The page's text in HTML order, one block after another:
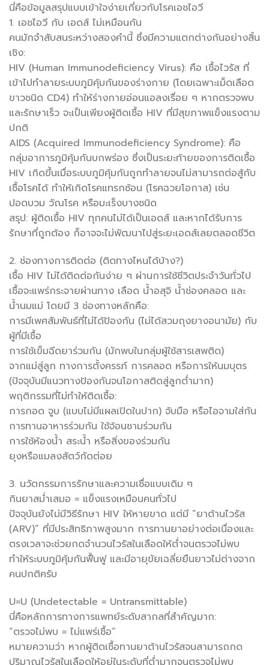
นี่คือข้อมูลสรุปแบบเข้าใจง่ายเกี่ยวกับโรคเอชไอวี
1. เอชไอวี กับ เอดส์ ไม่เหมือนกัน
คนมักจำสับสนระหว่างสองคำนี้ ซึ่งมีความแตกต่างกันอย่างสิ้น
เชิง:
HIV (Human Immunodeficiency Virus): คือ เชื้อไวรัส ที่
เข้าไปทำลายระบบภูมิคุ้มกันของร่างกาย (โดยเฉพาะเม็ดเลือด
ขาวชนิด CD4) ทำให้ร่างกายอ่อนแอลงเรื่อย ๆ หากตรวจพบ
และรักษาเร็ว จะเป็นเพียงผู้ติดเชื้อ HIV ที่มีสุขภาพแข็งแรงตาม
ปกติ
AIDS (Acquired Immunodeficiency Syndrome): คือ
กลุ่มอาการภูมิคุ้มกันบกพร่อง ซึ่งเป็นระยะท้ายของการติดเชื้อ
HIV เกิดขึ้นเมื่อระบบภูมิคุ้มกันถูกทำลายจนไม่สามารถต่อสู้กับ
เชื้อโรคได้ ทำให้เกิดโรคแทรกซ้อน (โรคฉวยโอกาส) เช่น
ปอดบวม วัณโรค หรือมะเร็งบางชนิด
สรุป: ผู้ติดเชื้อ HIV ทุกคนไม่ได้เป็นเอดส์ และหากได้รับการ
รักษาที่ถูกต้อง ก็อาจจะไม่พัฒนาไปสู่ระยะเอดส์เลยตลอดชีวิต
2. ช่องทางการติดต่อ (ติดทางไหนได้บ้าง?)
เชื้อ HIV ไม่ได้ติดต่อกันง่าย ๆ ผ่านการใช้ชีวิตประจำวันทั่วไป
เชื้อจะแพร่กระจายผ่านทาง เลือด น้ำอสุจิ น้ำช่องคลอด และ
น้ำนมแม่ โดยมี 3 ช่องทางหลักคือ:
การมีเพศสัมพันธ์ที่ไม่ได้ป้องกัน (ไม่ได้สวมถุงยางอนามัย) กับ
ผู้ที่มีเชื้อ
การใช้เข็มฉีดยาร่วมกัน (มักพบในกลุ่มผู้ใช้สารเสพติด)
จากแม่สู่ลูก ทางการตั้งครรภ์ การคลอด หรือการให้นมบุตร
(ปัจจุบันมีแนวทางป้องกันจนโอกาสติดสู่ลูกต่ำมาก)
พฤติกรรมที่ไม่ทำให้ติดเชื้อ:
การกอด จูบ (แบบไม่มีแผลเปิดในปาก) จับมือ หรือไอจามใส่กัน
การทานอาหารร่วมกัน ใช้จ้อนชามร่วมกัน
การใช้ห้องน้ำ สระน้ำ หรือสิ่งของร่วมกัน
ยุงหรือแมลงสัตว์กัดต่อย
3. นวัตกรรมการรักษาและความเชื่อแบบเดิม ๆ
กินยาสม่ำเสมอ = แข็งแรงเหมือนคนทั่วไป
ปัจจุบันยังไม่มีวิธีรักษา HIV ให้หายขาด แต่มี “ยาต้านไวรัส
(ARV)” ที่มีประสิทธิภาพสูงมาก การทานยาอย่างต่อเนื่องและ
ตรงเวลาจะช่วยกดจำนวนไวรัสในเลือดให้ต่ำจนตรวจไม่พบ
ทำให้ระบบภูมิคุ้มกันฟื้นฟู และมีอายุขัยเฉลี่ยยืนยาวไม่ต่างจาก
คนปกติครับ
U=U (Undetectable = Untransmittable)
นี่คือหลักการทางการแพทย์ระดับสากลที่สำคัญมาก:
“ตรวจไม่พบ = ไม่แพร่เชื้อ”
หมายความว่า หากผู้ติดเชื้อทานยาต้านไวรัสจนสามารถกด
ปริมาณไวรัสในเลือดให้อยู่ในระดับที่ต่ำมากจนตรวจไม่พบ